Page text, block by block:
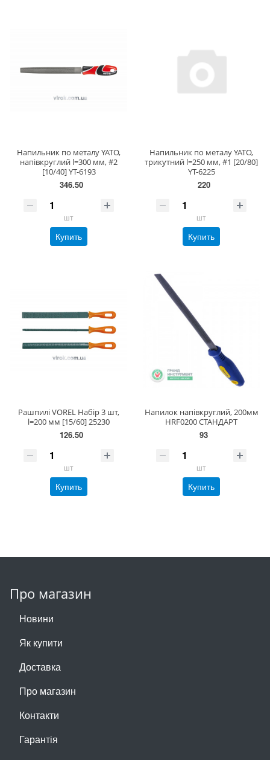
Напильник по металу YATO,
напівкруглий l=300 мм, #2
[10/40] YT-6193
346.50
шт
Купить
Напильник по металу YATO,
трикутний l=250 мм, #1 [20/80]
YT-6225
220
шт
Купить
Рашпилі VOREL Набір 3 шт,
l=200 мм [15/60] 25230
126.50
шт
Купить
Напилок напівкруглий, 200мм
HRF0200 СТАНДАРТ
93
шт
Купить
Про магазин
Новини
Як купити
Доставка
Про магазин
Контакти
Гарантія